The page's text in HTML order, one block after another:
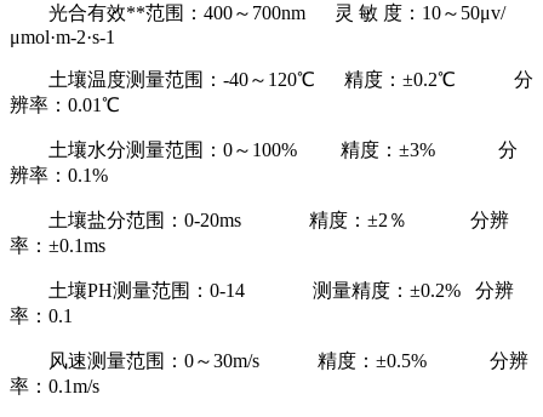
光合有效**范围：400～700nm 灵 敏 度：10～50μv/
μmol·m-2·s-1
土壤温度测量范围：-40～120℃ 精度：±0.2℃ 分
辨率：0.01℃
土壤水分测量范围：0～100% 精度：±3% 分
辨率：0.1%
土壤盐分范围：0-20ms 精度：±2％ 分辨
率：±0.1ms
土壤PH测量范围：0-14 测量精度：±0.2% 分辨
率：0.1
风速测量范围：0～30m/s 精度：±0.5% 分辨
率：0.1m/s